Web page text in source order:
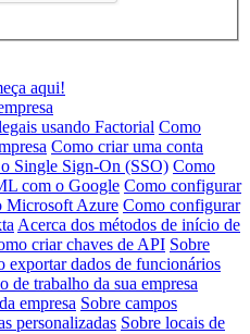
aqui!
usando Factorial Como
Como criar uma conta
Single Sign-On (SSO) Como
com o Google Como configurar
Microsoft Azure Como configurar
Acerca dos métodos de início de
criar chaves de API Sobre
exportar dados de funcionários
de trabalho da sua empresa
empresa Sobre campos
personalizadas Sobre locais de